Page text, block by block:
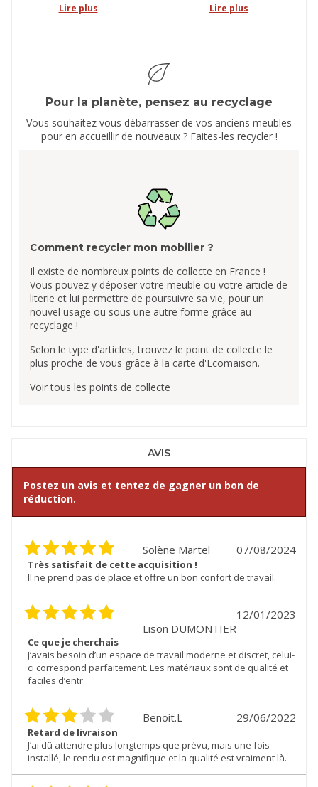
Lire plus
Lire plus
Pour la planète, pensez au recyclage
Vous souhaitez vous débarrasser de vos anciens meubles
pour en accueillir de nouveaux ? Faites-les recycler !
Comment recycler mon mobilier ?
Il existe de nombreux points de collecte en France !
Vous pouvez y déposer votre meuble ou votre article de
literie et lui permettre de poursuivre sa vie, pour un
nouvel usage ou sous une autre forme grâce au
recyclage !
Selon le type d'articles, trouvez le point de collecte le
plus proche de vous grâce à la carte d'Ecomaison.
Voir tous les points de collecte
AVIS
Postez un avis et tentez de gagner un bon de
réduction.
07/08/2024
Solène Martel
Très satisfait de cette acquisition !
Il ne prend pas de place et offre un bon confort de travail.
12/01/2023
Lison DUMONTIER
Ce que je cherchais
J’avais besoin d’un espace de travail moderne et discret, celui-
ci correspond parfaitement. Les matériaux sont de qualité et
faciles d’entr
29/06/2022
Benoit.L
Retard de livraison
J’ai dû attendre plus longtemps que prévu, mais une fois
installé, le rendu est magnifique et la qualité est vraiment là.